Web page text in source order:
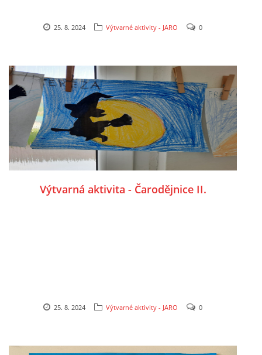
20.10. DEN STROMŮ
HALLOWEEN
DUŠIČKY
SVATÝ MARTIN
MIKULÁŠ, ČERTI
25. 8. 2024 Výtvarné aktivity - JARO 0
Výtvarná aktivita - Čarodějnice II.
25. 8. 2024 Výtvarné aktivity - JARO 0